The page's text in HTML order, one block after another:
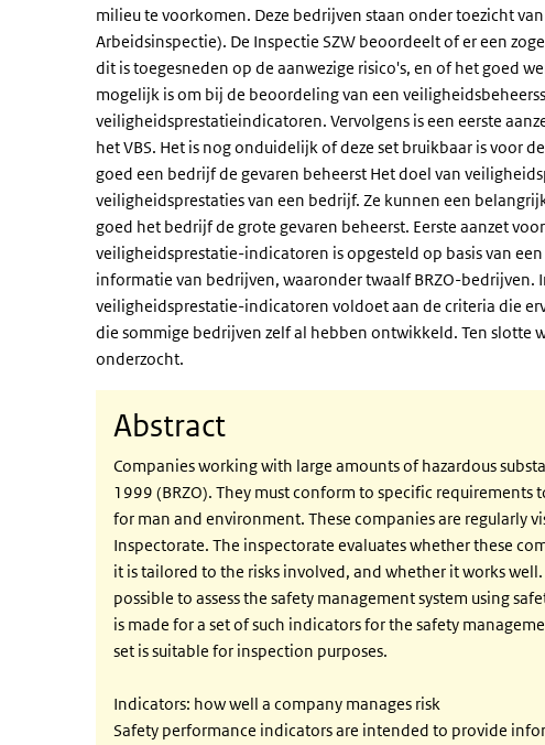
milieu te voorkomen. Deze bedrijven staan onder toezicht
Arbeidsinspectie). De Inspectie SZW beoordeelt of er een
dit is toegesneden op de aanwezige risico's, en of het goed
mogelijk is om bij de beoordeling van een
veiligheidsprestatieindicatoren. Vervolgens is een eerste
het VBS. Het is nog onduidelijk of deze set bruikbaar is voor
goed een bedrijf de gevaren beheerst Het doel van
veiligheidsprestaties van een bedrijf. Ze kunnen een
goed het bedrijf de grote gevaren beheerst. Eerste aanzet
veiligheidsprestatie-indicatoren is opgesteld op basis van
informatie van bedrijven, waaronder twaalf BRZO-bedrijven.
veiligheidsprestatie-indicatoren voldoet aan de criteria die
die sommige bedrijven zelf al hebben ontwikkeld. Ten slotte
onderzocht.
Abstract
Companies working with large amounts of hazardous
1999 (BRZO). They must conform to specific
for man and environment. These companies are regularly
Inspectorate. The inspectorate evaluates whether these
it is tailored to the risks involved, and whether it works
possible to assess the safety management system using
is made for a set of such indicators for the safety
set is suitable for inspection purposes.
Indicators: how well a company manages risk
Safety performance indicators are intended to provide